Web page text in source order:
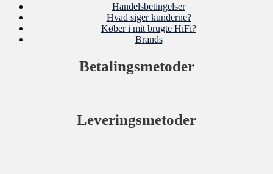
Handelsbetingelser
Hvad siger kunderne?
Køber i mit brugte HiFi?
Brands
Betalingsmetoder
Leveringsmetoder